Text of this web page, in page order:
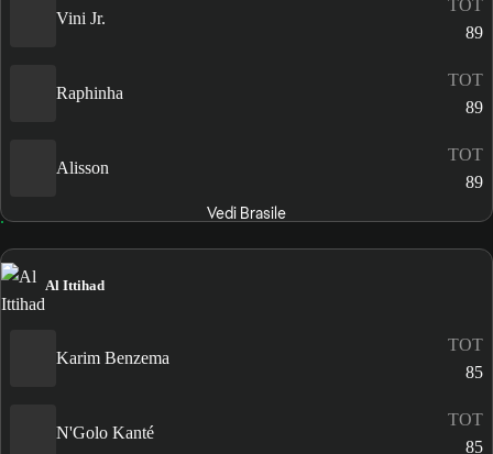
Vini Jr.
TOT
89
Raphinha
TOT
89
Alisson
TOT
89
Vedi Brasile
Al Ittihad
Karim Benzema
TOT
85
N'Golo Kanté
TOT
85